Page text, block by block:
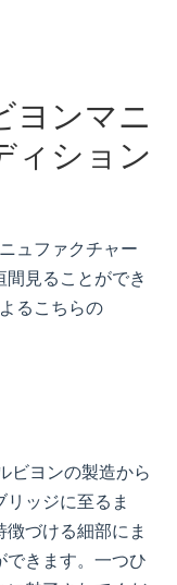
ヨンマニ
ィション
ュファクチャー
見ることができ
るこちらの
ビヨンの製造から
ッジに至るま
づける細部にま
できます。一つひ